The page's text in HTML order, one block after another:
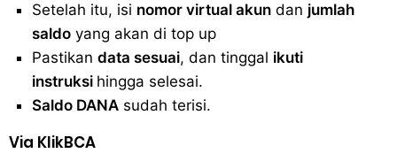
Setelah itu, isi nomor virtual akundan jumlah
saldoyang akan di top up
Pastikan data sesuai, dan tinggal ikuti
instruksi hingga selesai.
Saldo DANAsudah terisi.
Via KlikBCA